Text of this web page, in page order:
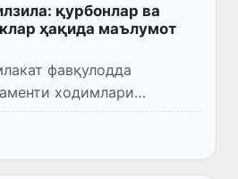
қурбонлар ва
ҳақида маълумот
фавқулодда
ходимлари
текширувлар